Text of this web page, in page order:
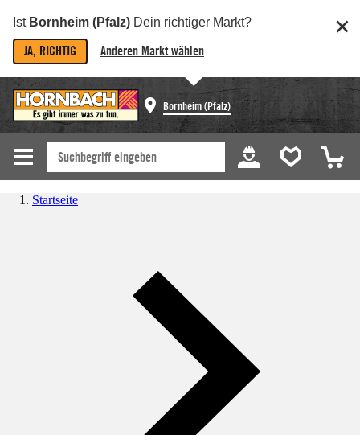
Ist Bornheim (Pfalz) Dein richtiger Markt?
JA, RICHTIG Anderen Markt wählen
Bornheim (Pfalz)
Startseite